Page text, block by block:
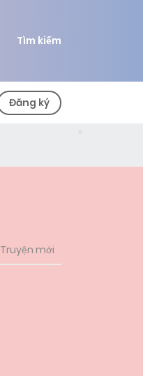
Tìm kiếm
Đăng ký
Truyện mới